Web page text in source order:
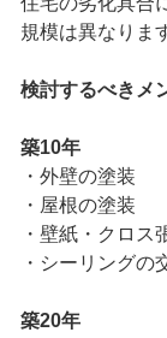
規模は異なりま
検討するべきメ
築10年
・外壁の塗装
・屋根の塗装
・壁紙・クロス
・シーリングの
築20年